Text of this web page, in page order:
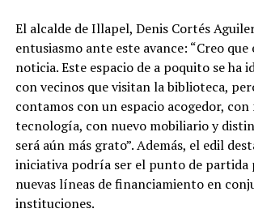
El alcalde de Illapel, Denis Cortés
entusiasmo ante este avance: “Creo que
noticia. Este espacio de a poquito se ha
con vecinos que visitan la biblioteca,
contamos con un espacio acogedor, con
tecnología, con nuevo mobiliario y
será aún más grato”. Además, el edil
iniciativa podría ser el punto de partida
nuevas líneas de financiamiento en
instituciones.